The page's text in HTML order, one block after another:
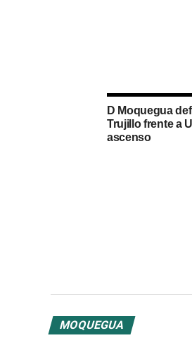
D Moquegua
Trujillo frente a
ascenso
MOQUEGUA